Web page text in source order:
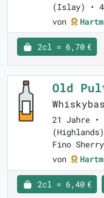
(Islay) •
von
2cl = 6,70 €
Old
21 Jahre
Fino
von
2cl = 6,40 €